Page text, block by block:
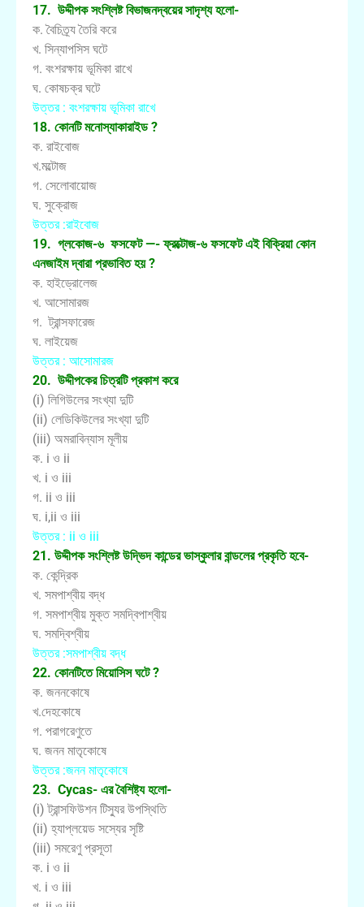
17. উদ্দীপক সংশ্লিষ্ট বিভাজনদ্বয়ের সাদৃশ্য হলো-
ক. বৈচিত্র্য তৈরি করে
খ. সিন্যাপসিস ঘটে
গ. বংশরক্ষায় ভূমিকা রাখে
ঘ. কোষচক্র ঘটে
উত্তর : বংশরক্ষায় ভূমিকা রাখে
18. কোনটি মনোস্যাকারাইড ?
ক. রাইবোজ
খ.মল্টোজ
গ. সেলোবায়োজ
ঘ. সুক্রোজ
উত্তর :রাইবোজ
19. গ্লকোজ-৬ ফসফেট —- ফ্রক্টোজ-৬ ফসফেট এই বিক্রিয়া কোন
এনজাইম দ্বারা প্রভাবিত হয় ?
ক. হাইড্রোলেজ
খ. আসোমারজ
গ. ট্রান্সফারেজ
ঘ. লাইয়েজ
উত্তর : আসোমারজ
20. উদ্দীপকের চিত্রটি প্রকাশ করে
(i) লিগিউলের সংখ্যা দুটি
(ii) লেডিকিউলের সংখ্যা দুটি
(iii) অমরাবিন্যাস মূলীয়
ক. i ও ii
খ. i ও iii
গ. ii ও iii
ঘ. i,ii ও iii
উত্তর : ii ও iii
21. উদ্দীপক সংশ্লিষ্ট উদ্ভিদ কান্ডের ভাস্কুলার বান্ডলের প্রকৃতি হবে-
ক. কেন্দ্রিক
খ. সমপাশ্বীয় বদ্ধ
গ. সমপাশ্বীয় মুক্ত সমদ্বিপাশ্বীয়
ঘ. সমদ্বিশ্বীয়
উত্তর :সমপাশ্বীয় বদ্ধ
22. কোনটিতে মিয়োসিস ঘটে ?
ক. জননকোষে
খ.দেহকোষে
গ. পরাগরেণুতে
ঘ. জনন মাতৃকোষে
উত্তর :জনন মাতৃকোষে
23. Cycas- এর বৈশিষ্ট্য হলো-
(i) ট্রান্সফিউশন টিস্যুর উপস্থিতি
(ii) হ্যাপ্লয়েড সস্যের সৃষ্টি
(iii) সমরেণু প্রসূতা
ক. i ও ii
খ. i ও iii